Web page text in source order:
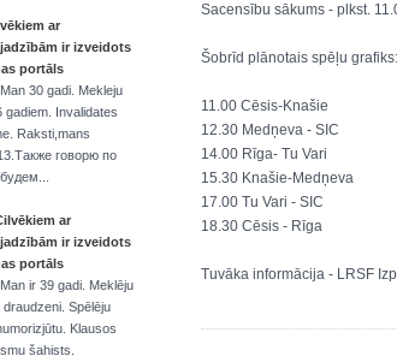
Sacensību sākums - plkst.
Šobrīd plānotais spēļu grafiks:
11.00 Cēsis-Knašie
12.30 Medņeva - SIC
14.00 Rīga- Tu Vari
15.30 Knašie-Medņeva
17.00 Tu Vari - SIC
18.30 Cēsis - Rīga
Tuvāka informācija - LRSF
ar
ir izveidots
portāls
30 gadi. Mekleju
gadiem. Invalidates
Raksti,mans
говорю по
ar
ir izveidots
portāls
ir 39 gadi. Meklēju
Spēlēju
Klausos
šahists.